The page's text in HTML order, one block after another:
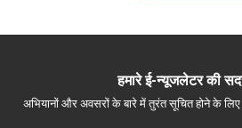
हमारे ई-न्यूजलेटर की
अभियानों और अवसरों के बारे में तुरंत सूचित होने के